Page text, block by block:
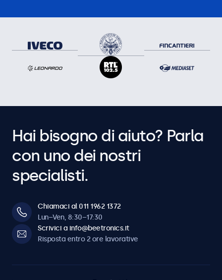
Hai bisogno di aiuto? Parla
con uno dei nostri
specialisti.
Chiamaci al 011 1962 1372
Lun–Ven, 8:30–17:30
Scrivici a info@beetronics.it
Risposta entro 2 ore lavorative